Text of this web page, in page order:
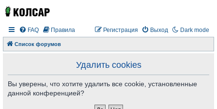
Dark mode
FAQ Правила Выход
Регистрация
Список форумов
Удалить cookies
Вы уверены, что хотите удалить все cookie, установленные
данной конференцией?